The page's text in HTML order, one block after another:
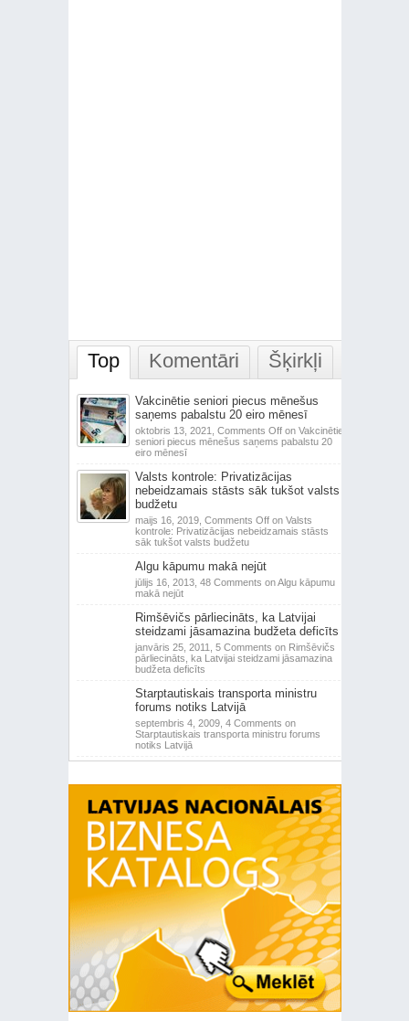
Top Komentāri Šķirkļi
Vakcinētie seniori piecus mēnešus
saņems pabalstu 20 eiro mēnesī
oktobris 13, 2021, Comments Offon Vakcinētie
seniori piecus mēnešus saņems pabalstu 20
eiro mēnesī
Valsts kontrole: Privatizācijas
nebeidzamais stāsts sāk tukšot valsts
budžetu
maijs 16, 2019, Comments Offon Valsts
kontrole: Privatizācijas nebeidzamais stāsts
sāk tukšot valsts budžetu
Algu kāpumu makā nejūt
jūlijs 16, 2013, 48 Comments on Algu kāpumu
makā nejūt
Rimšēvičs pārliecināts, ka Latvijai
steidzami jāsamazina budžeta deficīts
janvāris 25, 2011, 5 Comments on Rimšēvičs
pārliecināts, ka Latvijai steidzami jāsamazina
budžeta deficīts
Starptautiskais transporta ministru
forums notiks Latvijā
septembris 4, 2009, 4 Comments on
Starptautiskais transporta ministru forums
notiks Latvijā